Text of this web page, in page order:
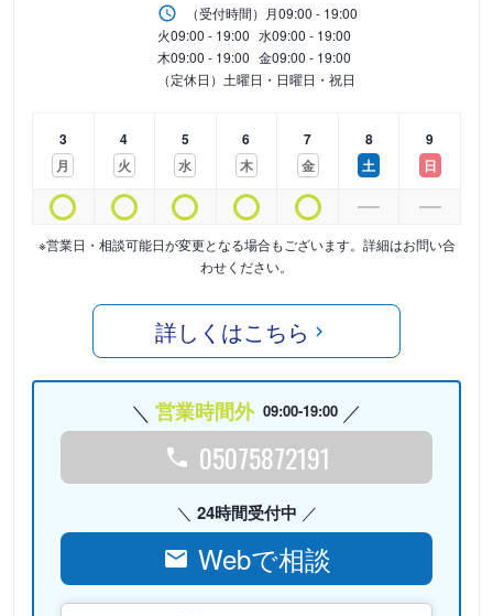
（受付時間） 月09:00 - 19:00
火09:00 - 19:00 水09:00 - 19:00
木09:00 - 19:00 金09:00 - 19:00
（定休日）土曜日・日曜日・祝日
3
月
4
火
5
水
6
木
7
金
8
土
9
日
※営業日・相談可能日が変更となる場合もございます。詳細はお問い合
わせください。
詳しくはこちら
営業時間外 09:00-19:00
05075872191
24時間受付中
Webで相談